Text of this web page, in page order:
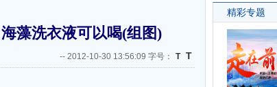
藻洗衣液可以喝(组图)
-- 2012-10-30 13:56:09 字号： T T